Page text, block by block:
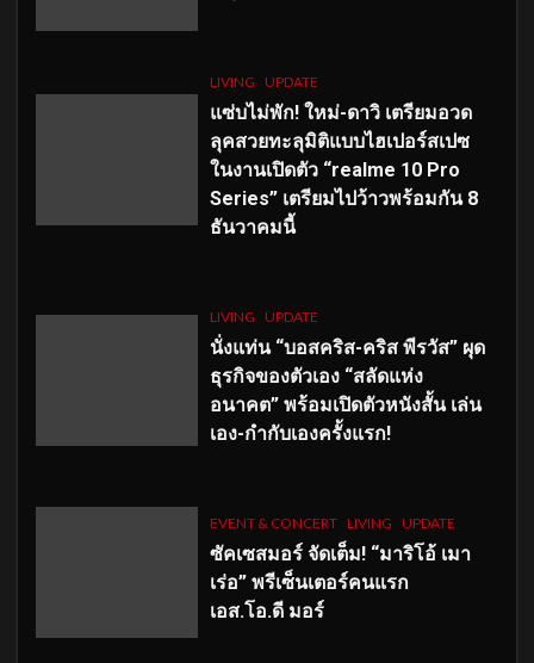
LIVING UPDATE
แซ่บไม่พัก! ใหม่-ดาวิ เตรียมอวด
ลุคสวยทะลุมิติแบบไฮเปอร์สเปซ
ในงานเปิดตัว “realme 10 Pro
Series” เตรียมไปว้าวพร้อมกัน 8
ธันวาคมนี้
LIVING UPDATE
นั่งแท่น “บอสคริส-คริส พีรวัส” ผุด
ธุรกิจของตัวเอง “สลัดแห่ง
อนาคต” พร้อมเปิดตัวหนังสั้น เล่น
เอง-กำกับเองครั้งแรก!
EVENT & CONCERT LIVING UPDATE
ซัคเซสมอร์ จัดเต็ม! “มาริโอ้ เมา
เร่อ” พรีเซ็นเตอร์คนแรก
เอส.โอ.ดี มอร์